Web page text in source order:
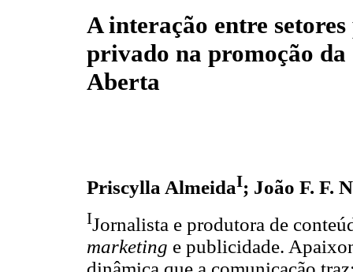
A interação entre
privado na promoção da
Aberta
Priscylla AlmeidaI; João F. F.
IJornalista e produtora de
marketing e publicidade.